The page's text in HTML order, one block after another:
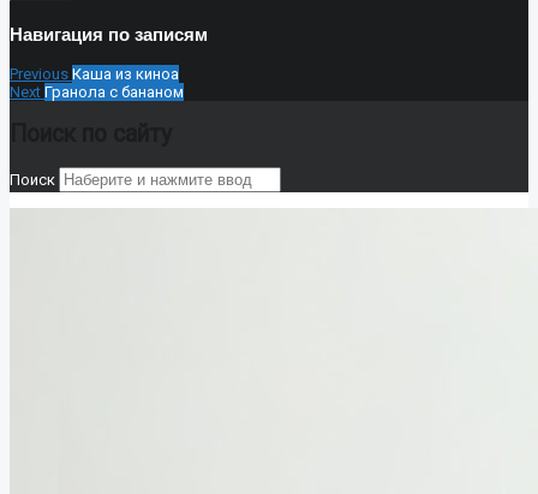
Навигация по записям
Previous Каша из киноа
Next Гранола с бананом
Поиск